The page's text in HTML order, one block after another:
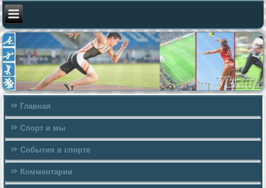
Главная
Спорт и мы
События в спорте
Комментарии